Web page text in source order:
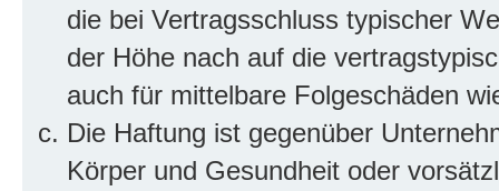
die bei Vertragsschluss typischer
der Höhe nach auf die
auch für mittelbare Folgeschäden
Die Haftung ist gegenüber
Körper und Gesundheit oder